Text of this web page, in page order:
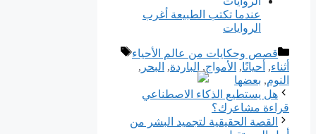
عندما تكتب الطبيعة أغرب
الروايات
التصنيفات
قصص وحكايات من عالم الأحياء
الوسوم
أثناء, أحيانًا, الأمواج, الباردة, ﺍﻟﺒﺤﺮ ,
النوم, بعضها
هل يستطيع الذكاء الاصطناعي
قراءة مشاعرك؟
القصة الحقيقية لتجميد البشر من